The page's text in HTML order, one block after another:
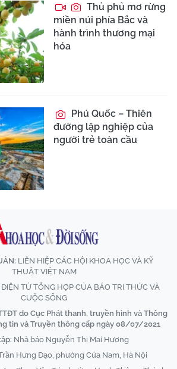
Thủ phủ mơ rừng
miền núi phía Bắc và
hành trình thương mại
hóa
Phú Quốc – Thiên
đường lập nghiệp của
người trẻ toàn cầu
LIÊN HIỆP CÁC HỘI KHOA HỌC VÀ KỸ
THUẬT VIỆT NAM
TỬ TỔNG HỢP CỦA BÁO TRI THỨC VÀ
CUỘC SỐNG
do Cục Phát thanh, truyền hình và Thông
tin và Truyền thông cấp ngày 08/07/2021
Nhà báo Nguyễn Thị Mai Hương
Hưng Đạo, phường Cửa Nam, Hà Nội